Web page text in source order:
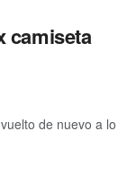
camiseta
de nuevo a lo